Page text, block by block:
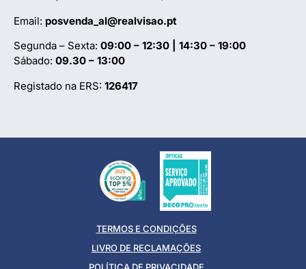
Email: posvenda_al@realvisao.pt
Segunda – Sexta: 09:00 – 12:30 | 14:30 – 19:00
Sábado: 09.30 – 13:00
Registado na ERS: 126417
TERMOS E CONDIÇÕES
LIVRO DE RECLAMAÇÕES
POLÍTICA DE PRIVACIDADE